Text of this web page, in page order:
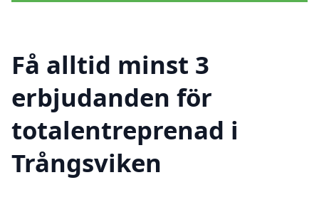
Få alltid minst 3
erbjudanden för
totalentreprenad i
Trångsviken